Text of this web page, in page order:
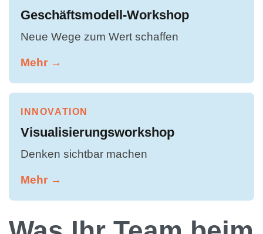
Geschäftsmodell-Workshop
Neue Wege zum Wert schaffen
Mehr →
INNOVATION
Visualisierungsworkshop
Denken sichtbar machen
Mehr →